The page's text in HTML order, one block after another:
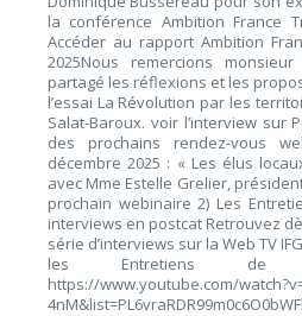
la conférence Ambition France
Accéder au rapport Ambition
2025Nous remercions
partagé les réflexions et les
l’essai La Révolution par les
Salat-Baroux. voir l’interview sur
des prochains rendez-vous
décembre 2025 : « Les élus
avec Mme Estelle Grelier,
prochain webinaire 2) Les
interviews en postcat Retrouvez
série d’interviews sur la Web TV
les Entretiens de
https://www.youtube.com/